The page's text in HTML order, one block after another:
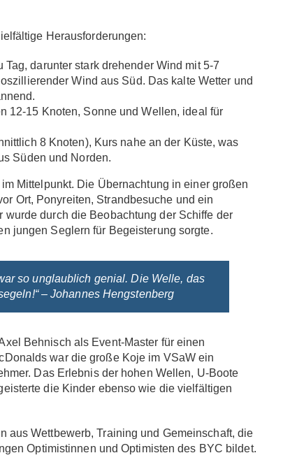
Herausforderungen:
darunter stark drehender Wind mit 5-7
Wind aus Süd. Das kalte Wetter und
12-15 Knoten, Sonne und Wellen, ideal für
8 Knoten), Kurs nahe an der Küste, was
Süden und Norden.
Mittelpunkt. Die Übernachtung in einer großen
Ort, Ponyreiten, Strandbesuche und ein
durch die Beobachtung der Schiffe der
jungen Seglern für Begeisterung sorgte.
so unglaublich genial. Die Welle, das
– Johannes Hengstenberg
Behnisch als Event-Master für einen
war die große Koje im VSaW ein
Das Erlebnis der hohen Wellen, U-Boote
die Kinder ebenso wie die vielfältigen
aus Wettbewerb, Training und Gemeinschaft, die
Optimistinnen und Optimisten des BYC bildet.